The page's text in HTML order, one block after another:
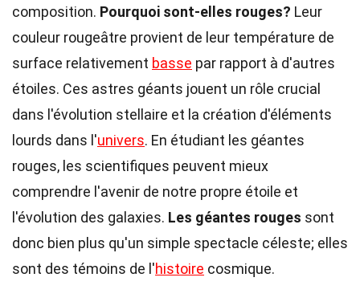
composition. Pourquoi sont-elles rouges? Leur
couleur rougeâtre provient de leur température de
surface relativement basse par rapport à d'autres
étoiles. Ces astres géants jouent un rôle crucial
dans l'évolution stellaire et la création d'éléments
lourds dans l'univers. En étudiant les géantes
rouges, les scientifiques peuvent mieux
comprendre l'avenir de notre propre étoile et
l'évolution des galaxies. Les géantes rouges sont
donc bien plus qu'un simple spectacle céleste; elles
sont des témoins de l'histoire cosmique.